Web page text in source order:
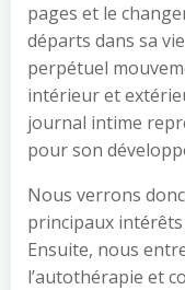
pages et le
départs dans sa
perpétuel
intérieur et
journal intime
pour son
Nous verrons
principaux
Ensuite, nous
l’autothérapie et